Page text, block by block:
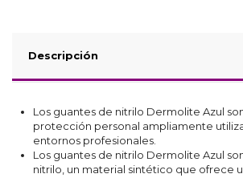
Descripción
Los guantes de nitrilo Dermolite Azul
protección personal ampliamente
entornos profesionales.
Los guantes de nitrilo Dermolite Azul
nitrilo, un material sintético que ofrece